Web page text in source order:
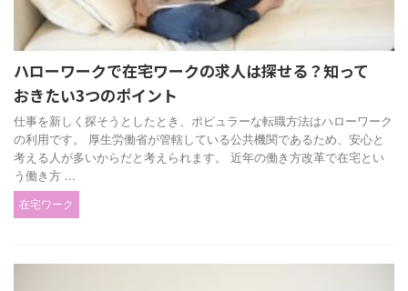
ハローワークで在宅ワークの求人は探せる？知って
おきたい3つのポイント
仕事を新しく探そうとしたとき、ポピュラーな転職方法はハローワーク
の利用です。 厚生労働省が管轄している公共機関であるため、安心と
考える人が多いからだと考えられます。 近年の働き方改革で在宅とい
う働き方 ...
在宅ワーク